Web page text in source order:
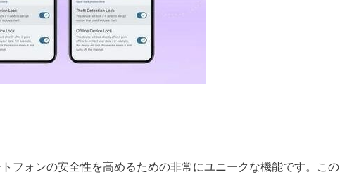
フォンの安全性を高めるための非常にユニークな機能です。この